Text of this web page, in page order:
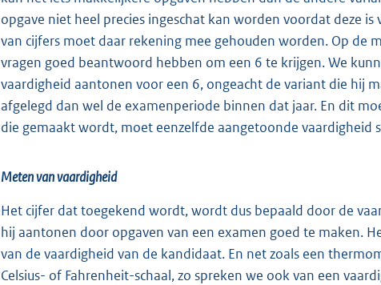
opgave niet heel precies ingeschat kan worden voordat deze
van cijfers moet daar rekening mee gehouden worden. Op de
vragen goed beantwoord hebben om een 6 te krijgen. We
vaardigheid aantonen voor een 6, ongeacht de variant die hij
afgelegd dan wel de examenperiode binnen dat jaar. En dit
die gemaakt wordt, moet eenzelfde aangetoonde vaardigheid
Meten van vaardigheid
Het cijfer dat toegekend wordt, wordt dus bepaald door de
hij aantonen door opgaven van een examen goed te maken.
van de vaardigheid van de kandidaat. En net zoals een
Celsius- of Fahrenheit-schaal, zo spreken we ook van een